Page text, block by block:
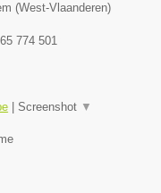
(West-Vlaanderen)
774 501
Screenshot ▼